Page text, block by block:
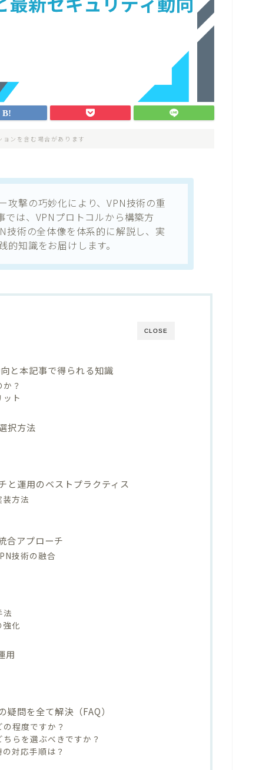
ンを含む場合があります
攻撃の巧妙化により、VPN技術の重
では、VPNプロトコルから構築方
技術の全体像を体系的に解説し、実
知識をお届けします。
CLOSE
と本記事で得られる知識
？
ト
択方法
と運用のベストプラクティス
方法
合アプローチ
技術の融合
法
化
用
問を全て解決（FAQ）
程度ですか？
らを選ぶべきですか？
対応手順は？